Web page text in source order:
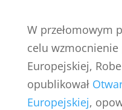
W przełomowym
celu
Europejskiej,
opublikował
Europejskiej,